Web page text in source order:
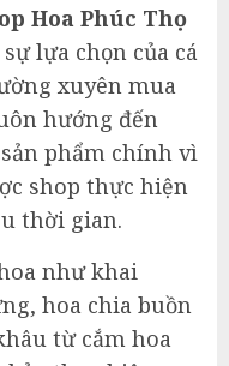
Hoa Phúc Thọ
lựa chọn của cá
xuyên mua
hướng đến
phẩm chính vì
shop thực hiện
thời gian.
như khai
hoa chia buồn
từ cắm hoa